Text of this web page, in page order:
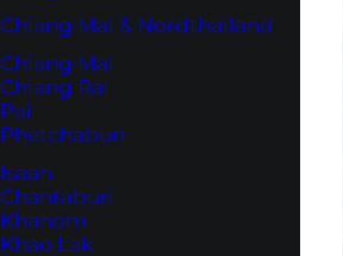
Chiang Mai & Nordthailand
Chiang Mai
Chiang Rai
Pai
Phetchabun
Isaan
Chantaburi
Khanom
Khao Lak